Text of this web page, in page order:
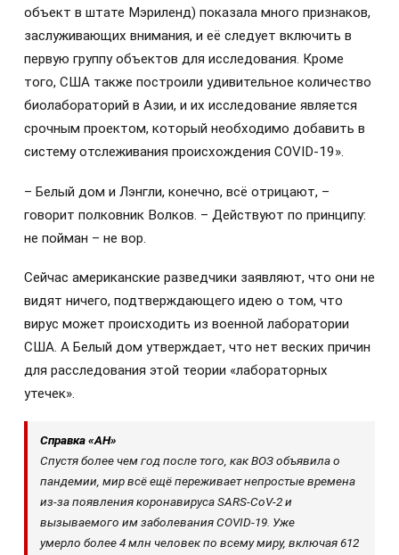
объект в штате Мэриленд) показала много признаков,
заслуживающих внимания, и её следует включить в
первую группу объектов для исследования. Кроме
того, США также построили удивительное количество
биолабораторий в Азии, и их исследование является
срочным проектом, который необходимо добавить в
систему отслеживания происхождения COVID-19».
– Белый дом и Лэнгли, конечно, всё отрицают, –
говорит полковник Волков. – Действуют по принципу:
не пойман – не вор.
Сейчас американские разведчики заявляют, что они не
видят ничего, подтверждающего идею о том, что
вирус может происходить из военной лаборатории
США. А Белый дом утверждает, что нет веских причин
для расследования этой теории «лабораторных
утечек».
Справка «АН»
Спустя более чем год после того, как ВОЗ объявила о
пандемии, мир всё ещё переживает непростые времена
из-за появления коронавируса SARS-CoV-2 и
вызываемого им заболевания COVID-19. Уже
умерло более 4 млн человекпо всему миру, включая612